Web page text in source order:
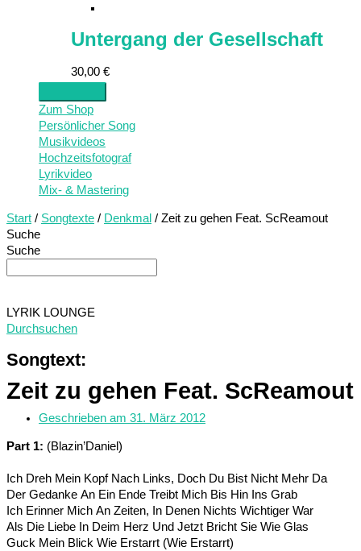
Untergang der Gesellschaft
30,00 €
Zum Shop
Persönlicher Song
Musikvideos
Hochzeitsfotograf
Lyrikvideo
Mix- & Mastering
Start / Songtexte / Denkmal / Zeit zu gehen Feat. ScReamout
Suche
Suche
LYRIK LOUNGE
Durchsuchen
Songtext:
Zeit zu gehen Feat. ScReamout
Geschrieben am 31. März 2012
Part 1: (Blazin’Daniel)
Ich Dreh Mein Kopf Nach Links, Doch Du Bist Nicht Mehr Da
Der Gedanke An Ein Ende Treibt Mich Bis Hin Ins Grab
Ich Erinner Mich An Zeiten, In Denen Nichts Wichtiger War
Als Die Liebe In Deim Herz Und Jetzt Bricht Sie Wie Glas
Guck Mein Blick Wie Erstarrt (Wie Erstarrt)